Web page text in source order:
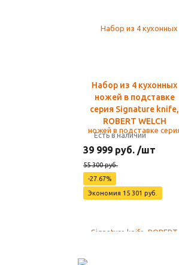
Набор из 4 кухонных
ножей в подставке
серия Signature knife,
ROBERT WELCH
Есть в наличии
39 999 руб. /шт
55 300 руб.
-27.67%
Экономия 15 301 руб.